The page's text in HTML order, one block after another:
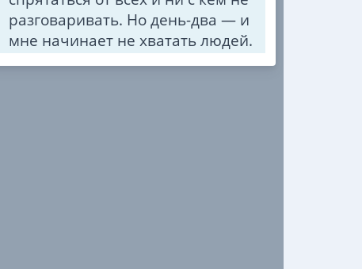
разговаривать. Но день-два — и
мне начинает не хватать людей.